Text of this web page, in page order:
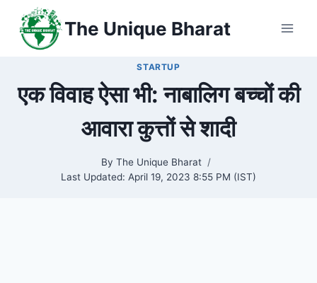
content
The Unique Bharat
STARTUP
एक विवाह ऐसा भी: नाबालिग बच्चों की
आवारा कुत्तों से शादी
By The Unique Bharat
Last Updated: April 19, 2023 8:55 PM (IST)